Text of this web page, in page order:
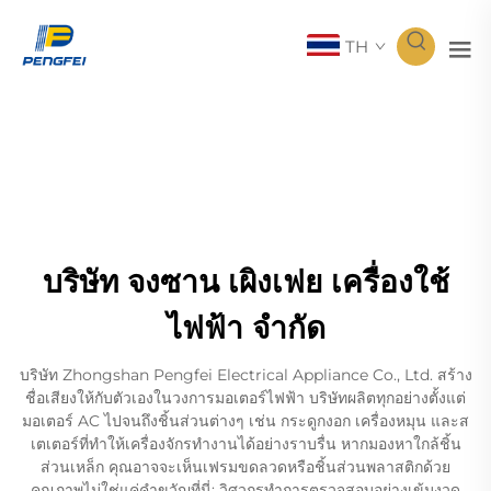
TH
บริษัท จงซาน เผิงเฟย เครื่องใช้
ไฟฟ้า จำกัด
บริษัท Zhongshan Pengfei Electrical Appliance Co., Ltd. สร้าง
ชื่อเสียงให้กับตัวเองในวงการมอเตอร์ไฟฟ้า บริษัทผลิตทุกอย่างตั้งแต่
มอเตอร์ AC ไปจนถึงชิ้นส่วนต่างๆ เช่น กระดูกงอก เครื่องหมุน และส
เตเตอร์ที่ทำให้เครื่องจักรทำงานได้อย่างราบรื่น หากมองหาใกล้ชิ้น
ส่วนเหล็ก คุณอาจจะเห็นเฟรมขดลวดหรือชิ้นส่วนพลาสติกด้วย